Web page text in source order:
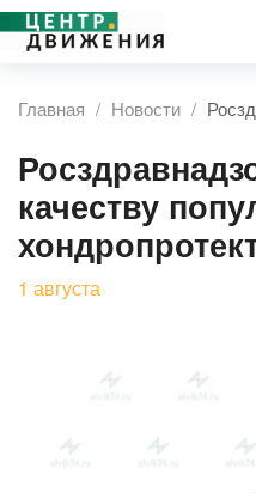
Главная Новости
качеству
1 августа